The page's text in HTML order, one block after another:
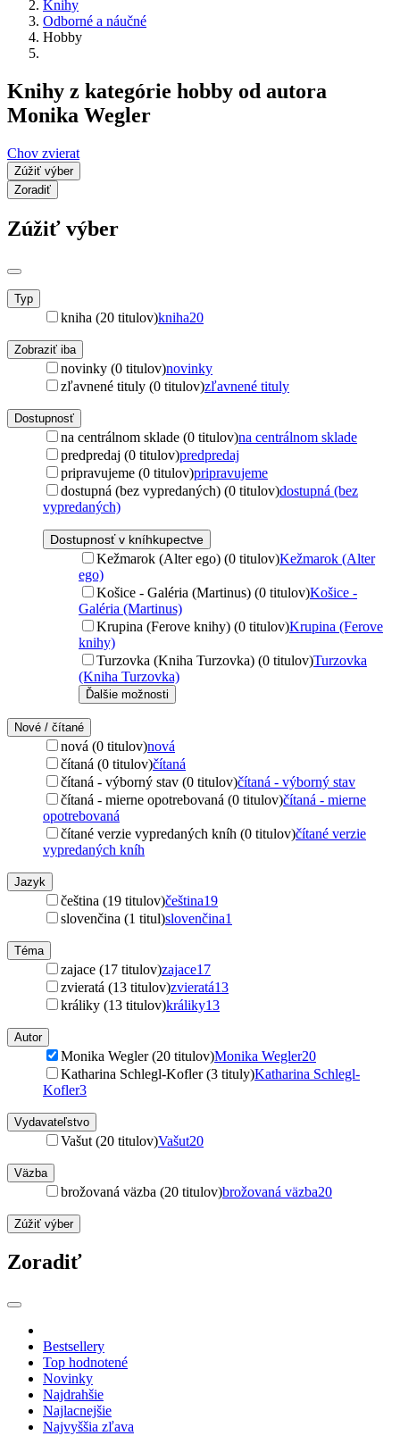
Knihy
Odborné a náučné
Hobby
Knihy z kategórie hobby od autora
Monika Wegler
Chov zvierat
Zúžiť výber
Zoradiť
Zúžiť výber
Typ
kniha (20 titulov)kniha20
Zobraziť iba
novinky (0 titulov)novinky
zľavnené tituly (0 titulov)zľavnené tituly
Dostupnosť
na centrálnom sklade (0 titulov)na centrálnom sklade
predpredaj (0 titulov)predpredaj
pripravujeme (0 titulov)pripravujeme
dostupná (bez vypredaných) (0 titulov)dostupná (bez
vypredaných)
Dostupnosť v kníhkupectve
Kežmarok (Alter ego) (0 titulov)Kežmarok (Alter
ego)
Košice - Galéria (Martinus) (0 titulov)Košice -
Galéria (Martinus)
Krupina (Ferove knihy) (0 titulov)Krupina (Ferove
knihy)
Turzovka (Kniha Turzovka) (0 titulov)Turzovka
(Kniha Turzovka)
Ďalšie možnosti
Nové / čítané
nová (0 titulov)nová
čítaná (0 titulov)čítaná
čítaná - výborný stav (0 titulov)čítaná - výborný stav
čítaná - mierne opotrebovaná (0 titulov)čítaná - mierne
opotrebovaná
čítané verzie vypredaných kníh (0 titulov)čítané verzie
vypredaných kníh
Jazyk
čeština (19 titulov)čeština19
slovenčina (1 titul)slovenčina1
Téma
zajace (17 titulov)zajace17
zvieratá (13 titulov)zvieratá13
králiky (13 titulov)králiky13
Autor
Monika Wegler (20 titulov)Monika Wegler20
Katharina Schlegl-Kofler (3 tituly)Katharina Schlegl-
Kofler3
Vydavateľstvo
Vašut (20 titulov)Vašut20
Väzba
brožovaná väzba (20 titulov)brožovaná väzba20
Zúžiť výber
Zoradiť
Bestsellery
Top hodnotené
Novinky
Najdrahšie
Najlacnejšie
Najvyššia zľava